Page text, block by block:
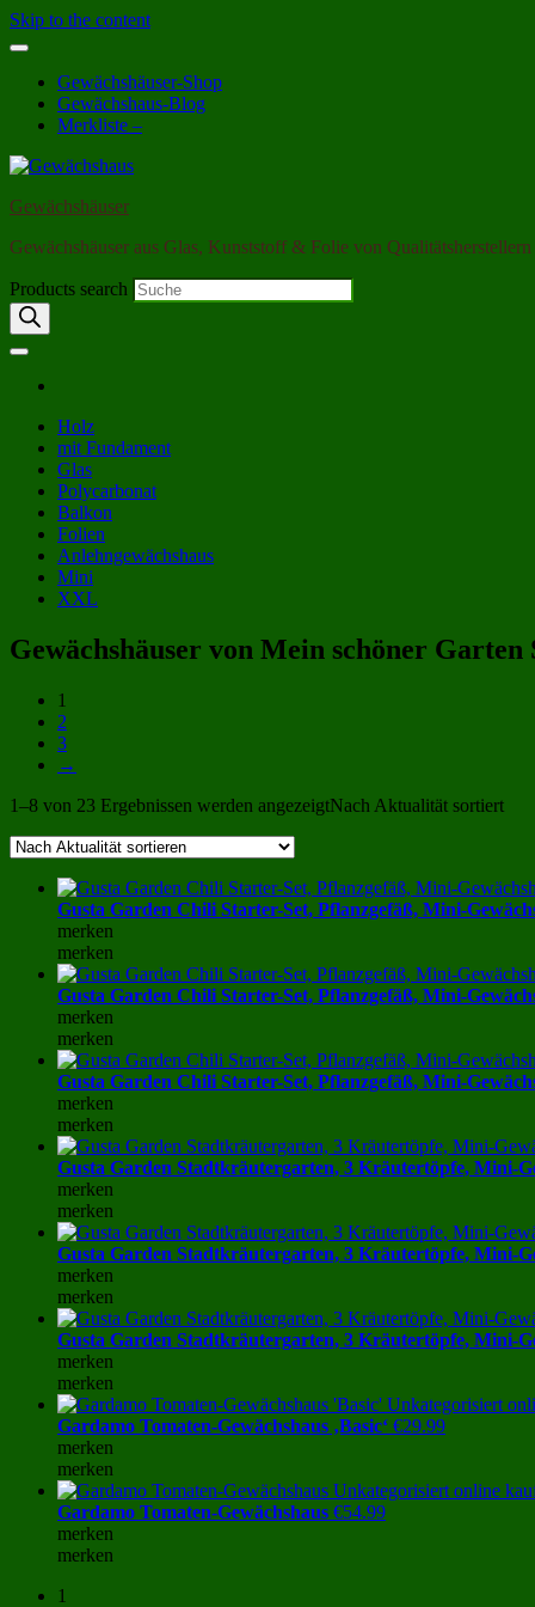
Skip to the content
Gewächshäuser-Shop
Gewächshaus-Blog
Merkliste –
Gewächshäuser
Gewächshäuser aus Glas, Kunststoff & Folie von Qualitätsherstellern
Products search
Holz
mit Fundament
Glas
Polycarbonat
Balkon
Folien
Anlehngewächshaus
Mini
XXL
Gewächshäuser von Mein schöner Garten
1
2
3
→
1–8 von 23 Ergebnissen werden angezeigtNach Aktualität sortiert
Gusta Garden Chili Starter-Set, Pflanzgefäß, Mini-
merken
merken
Gusta Garden Chili Starter-Set, Pflanzgefäß, Mini-
merken
merken
Gusta Garden Chili Starter-Set, Pflanzgefäß, Mini-
merken
merken
Gusta Garden Stadtkräutergarten, 3 Kräutertöpfe, Mini-
merken
merken
Gusta Garden Stadtkräutergarten, 3 Kräutertöpfe, Mini-
merken
merken
Gusta Garden Stadtkräutergarten, 3 Kräutertöpfe, Mini-
merken
merken
Gardamo Tomaten-Gewächshaus ‚Basic‘ €29.99
merken
merken
Gardamo Tomaten-Gewächshaus €54.99
merken
merken
1